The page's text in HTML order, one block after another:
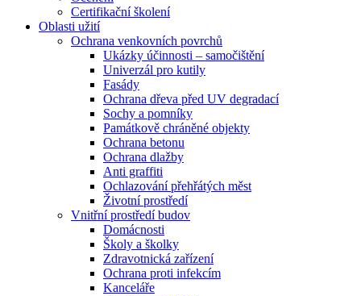
Certifikační školení
Oblasti užití
Ochrana venkovních povrchů
Ukázky účinnosti – samočištění
Univerzál pro kutily
Fasády
Ochrana dřeva před UV degradací
Sochy a pomníky
Památkově chráněné objekty
Ochrana betonu
Ochrana dlažby
Anti graffiti
Ochlazování přehřátých měst
Životní prostředí
Vnitřní prostředí budov
Domácnosti
Školy a školky
Zdravotnická zařízení
Ochrana proti infekcím
Kanceláře